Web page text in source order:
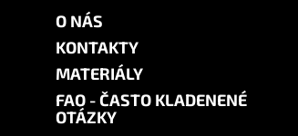
O NÁS
KONTAKTY
MATERIÁLY
FAQ - ČASTO KLADENENÉ
OTÁZKY